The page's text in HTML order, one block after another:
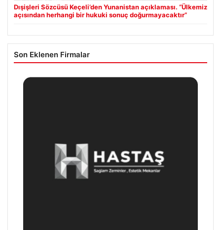
Dışişleri Sözcüsü Keçeli’den Yunanistan açıklaması. “Ülkemiz
açısından herhangi bir hukuki sonuç doğurmayacaktır”
Son Eklenen Firmalar